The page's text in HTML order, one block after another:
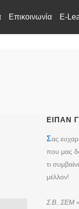
Επικοινωνία E-
ΕΊΠΑΝ
Σας
που μας
τι
μέλλον!
Σ.Β., ΣΕΜ